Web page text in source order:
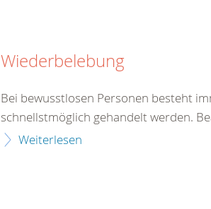
Wiederbelebung
Bei bewusstlosen Personen besteht
schnellstmöglich gehandelt werden.
Weiterlesen